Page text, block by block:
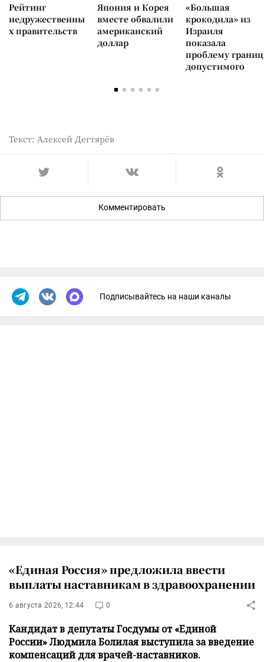
Рейтинг
недружественны
х правительств
Япония и Корея
вместе обвалили
американский
доллар
«Большая
крокодила» из
Израиля
показала
проблему границ
допустимого
Текст: Алексей Дегтярёв
Комментировать
Подписывайтесь на наши каналы
«Единая Россия» предложила ввести
выплаты наставникам в здравоохранении
6 августа 2026, 12:44 0
Кандидат в депутаты Госдумы от «Единой
России» Людмила Болилая выступила за введение
компенсаций для врачей-наставников.